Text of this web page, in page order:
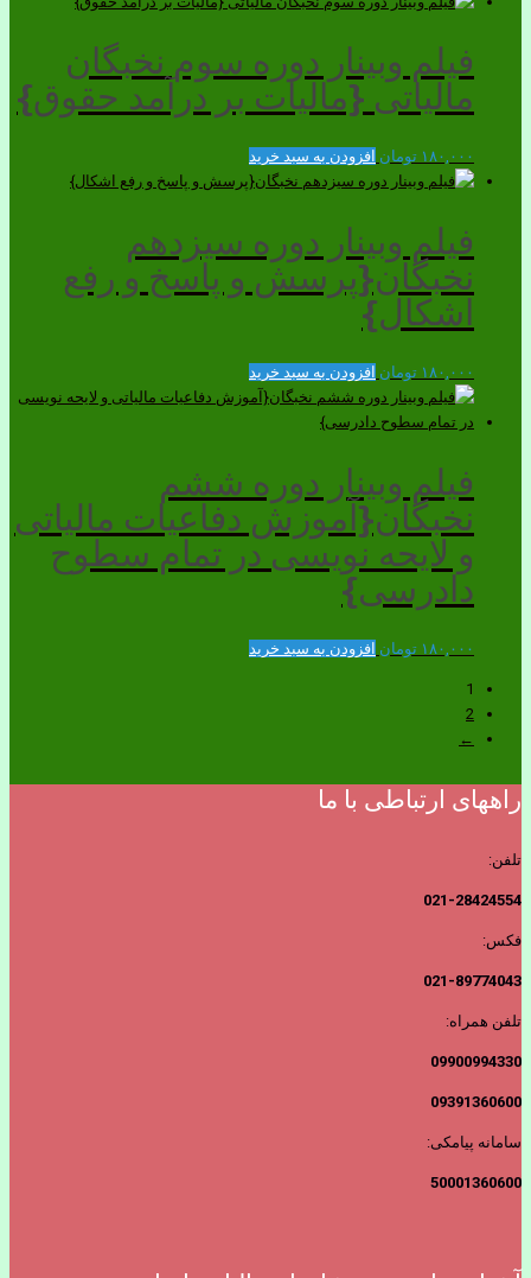
فیلم وبینار دوره سوم نخبگان
مالیاتی {مالیات بر درآمد حقوق}
۱۸۰,۰۰۰ تومان افزودن به سبد خرید
فیلم وبینار دوره سیزدهم
نخبگان{پرسش و پاسخ و رفع
اشکال}
۱۸۰,۰۰۰ تومان افزودن به سبد خرید
فیلم وبینار دوره ششم
نخبگان{آموزش دفاعیات مالیاتی
و لایحه نویسی در تمام سطوح
دادرسی}
۱۸۰,۰۰۰ تومان افزودن به سبد خرید
1
2
←
راههای ارتباطی با ما
تلفن:
021-28424554
فکس:
021-89774043
تلفن همراه:
09900994330
09391360600
سامانه پیامکی:
50001360600